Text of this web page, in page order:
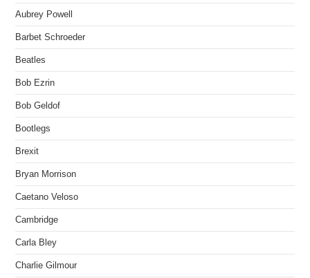
Aubrey Powell
Barbet Schroeder
Beatles
Bob Ezrin
Bob Geldof
Bootlegs
Brexit
Bryan Morrison
Caetano Veloso
Cambridge
Carla Bley
Charlie Gilmour